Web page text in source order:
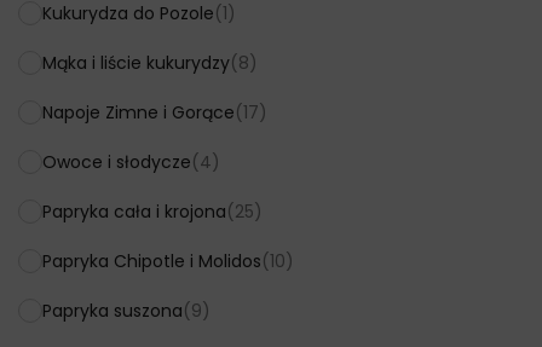
Kukurydza do Pozole(1)
Mąka i liście kukurydzy(8)
Napoje Zimne i Gorące(17)
Owoce i słodycze(4)
Papryka cała i krojona(25)
Papryka Chipotle i Molidos(10)
Papryka suszona(9)